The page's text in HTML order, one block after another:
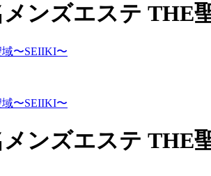
メンズエステ THE
メンズエステ THE